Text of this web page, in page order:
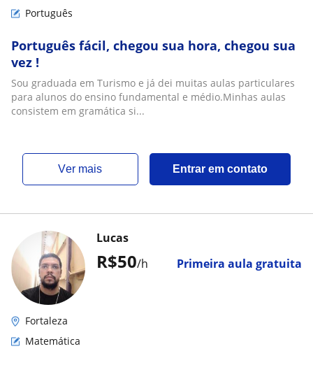
Português
Português fácil, chegou sua hora, chegou sua
vez !
Sou graduada em Turismo e já dei muitas aulas particulares
para alunos do ensino fundamental e médio.Minhas aulas
consistem em gramática si...
ver mais Entrar em contato
R$50/h Primeira aula gratuita
Lucas
Fortaleza
Matemática